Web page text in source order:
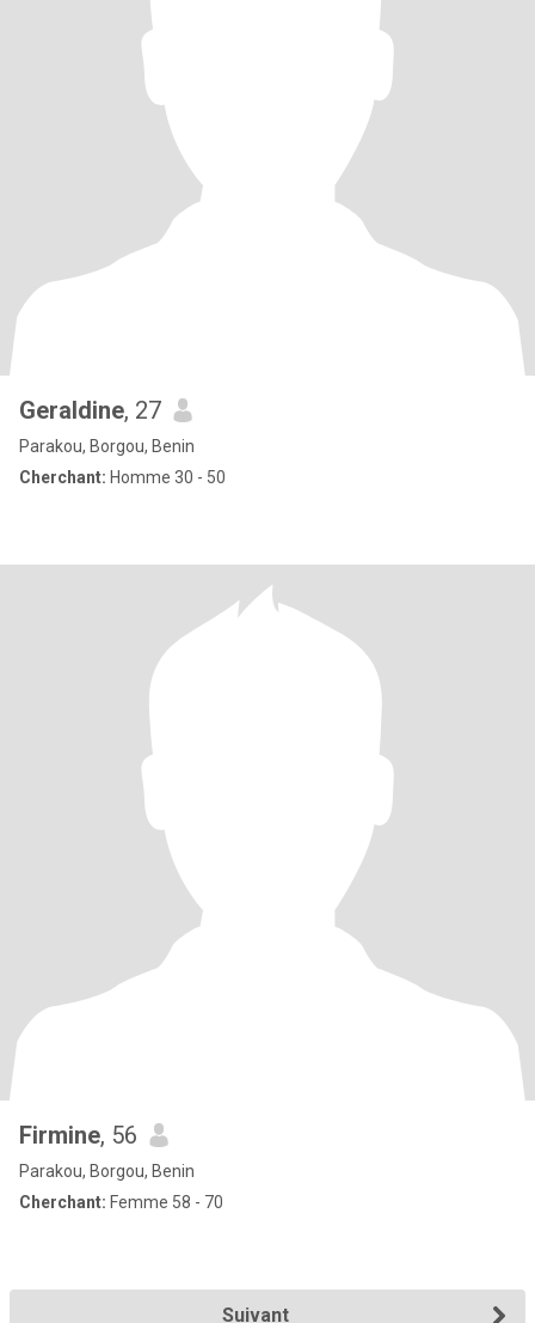
Geraldine, 27
Parakou, Borgou, Benin
Cherchant: Homme 30 - 50
Firmine, 56
Parakou, Borgou, Benin
Cherchant: Femme 58 - 70
Suivant